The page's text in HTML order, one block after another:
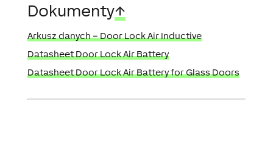
Dokumenty↑
Arkusz danych – Door Lock Air Inductive
Datasheet Door Lock Air Battery
Datasheet Door Lock Air Battery for Glass Doors